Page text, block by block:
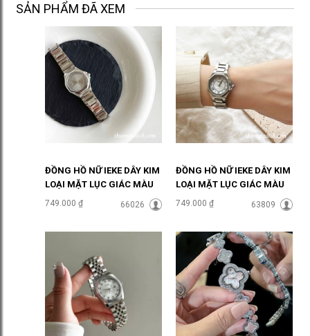
SẢN PHẨM ĐÃ XEM
ĐỒNG HỒ NỮ IEKE DÂY KIM
LOẠI MẶT LỤC GIÁC MÀU
XÁM ĐHĐ48502
749.000 ₫ 66026
ĐỒNG HỒ NỮ IEKE DÂY KIM
LOẠI MẶT LỤC GIÁC MÀU
TRẮNG ĐHĐ48501
749.000 ₫ 63809